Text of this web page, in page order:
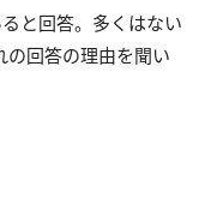
と回答。多くはない
の回答の理由を聞い